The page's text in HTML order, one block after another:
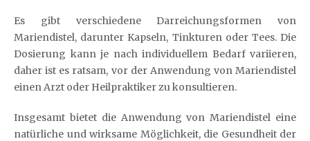
Es gibt verschiedene Darreichungsformen von
Mariendistel, darunter Kapseln, Tinkturen oder Tees. Die
Dosierung kann je nach individuellem Bedarf variieren,
daher ist es ratsam, vor der Anwendung von Mariendistel
einen Arzt oder Heilpraktiker zu konsultieren.
Insgesamt bietet die Anwendung von Mariendistel eine
natürliche und wirksame Möglichkeit, die Gesundheit der